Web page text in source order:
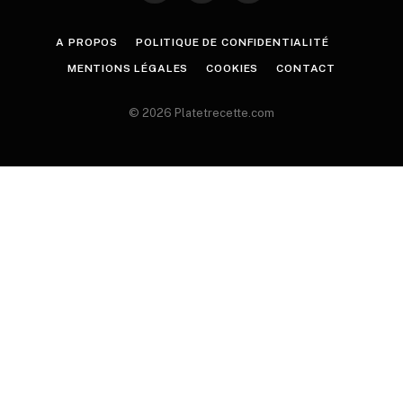
A PROPOS POLITIQUE DE CONFIDENTIALITÉ
MENTIONS LÉGALES COOKIES CONTACT
© 2026 Platetrecette.com